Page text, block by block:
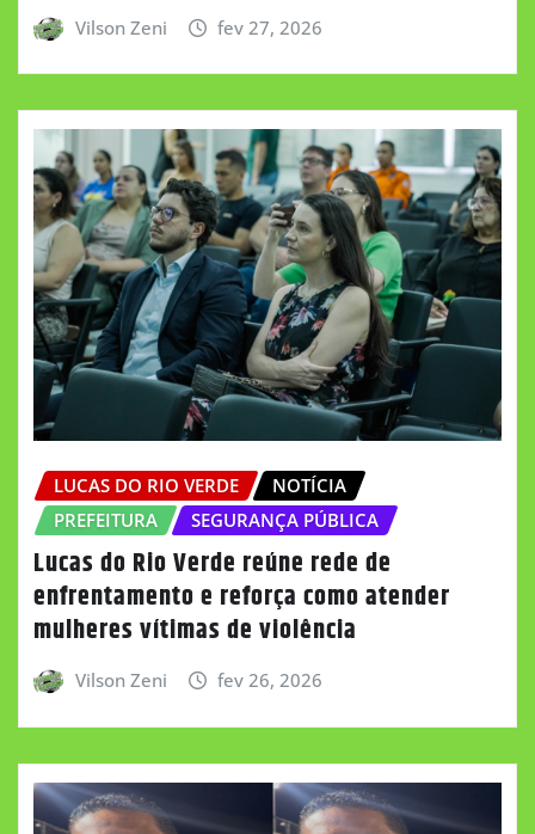
Vilson Zeni fev 27, 2026
LUCAS DO RIO VERDE
NOTÍCIA
PREFEITURA
SEGURANÇA PÚBLICA
Lucas do Rio Verde reúne rede de
enfrentamento e reforça como atender
mulheres vítimas de violência
Vilson Zeni fev 26, 2026